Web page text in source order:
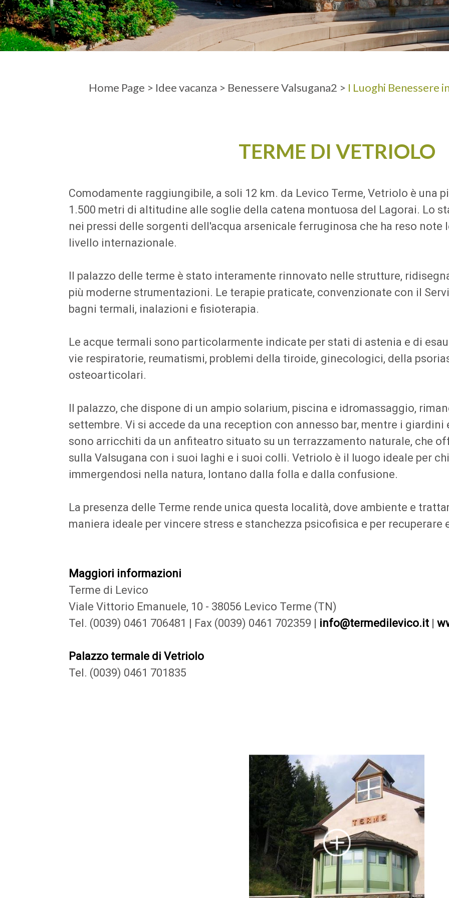
ARRIVO PARTENZA ADULTI
Home Page > Idee vacanza > Benessere Valsugana2 > I Luoghi Benessere
TERME DI VETRIOLO
Comodamente raggiungibile, a soli 12 km. da Levico Terme, Vetriolo è una
1.500 metri di altitudine alle soglie della catena montuosa del Lagorai. Lo
nei pressi delle sorgenti dell'acqua arsenicale ferruginosa che ha reso note
livello internazionale.
Il palazzo delle terme è stato interamente rinnovato nelle strutture,
più moderne strumentazioni. Le terapie praticate, convenzionate con il
bagni termali, inalazioni e fisioterapia.
Le acque termali sono particolarmente indicate per stati di astenia e di
vie respiratorie, reumatismi, problemi della tiroide, ginecologici, della
osteoarticolari.
Il palazzo, che dispone di un ampio solarium, piscina e idromassaggio,
settembre. Vi si accede da una reception con annesso bar, mentre i
sono arricchiti da un anfiteatro situato su un terrazzamento naturale, che
sulla Valsugana con i suoi laghi e i suoi colli. Vetriolo è il luogo ideale per
immergendosi nella natura, lontano dalla folla e dalla confusione.
La presenza delle Terme rende unica questa località, dove ambiente e
maniera ideale per vincere stress e stanchezza psicofisica e per recuperare
Maggiori informazioni
Terme di Levico
Viale Vittorio Emanuele, 10 - 38056 Levico Terme (TN)
Tel. (0039) 0461 706481 | Fax (0039) 0461 702359 | info@termedilevico.it |
Palazzo termale di Vetriolo
Tel. (0039) 0461 701835